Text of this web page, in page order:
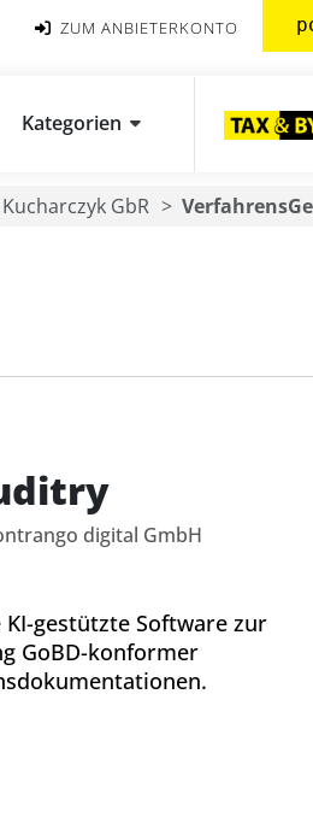
ZUM ANBIETERKONTO
Kategorien
GbR
digital GmbH
gestützte Software zur
GoBD-konformer